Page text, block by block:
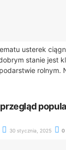
usterek
stanie jest
rolnym.
30 stycznia, 2025 0